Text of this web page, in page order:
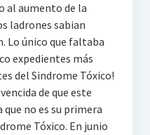
al aumento de la
ladrones sabian
Lo único que faltaba
expedientes más
del Sindrome Tóxico!
de que este
no es su primera
Tóxico. En junio